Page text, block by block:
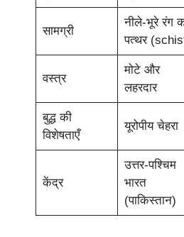
सामग्री
नीले-भूरे रंग
पत्थर
वस्त्र
मोटे और
लहरदार
बुद्ध की
विशेषताएँ
यूरोपीय चेहरा
केंद्र
उत्तर-पश्चिम
भारत
(पाकिस्तान)